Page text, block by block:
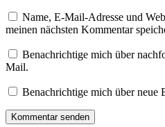
Name, E-Mail-Adresse und
meinen nächsten Kommentar
Benachrichtige mich über
Mail.
Benachrichtige mich über neue